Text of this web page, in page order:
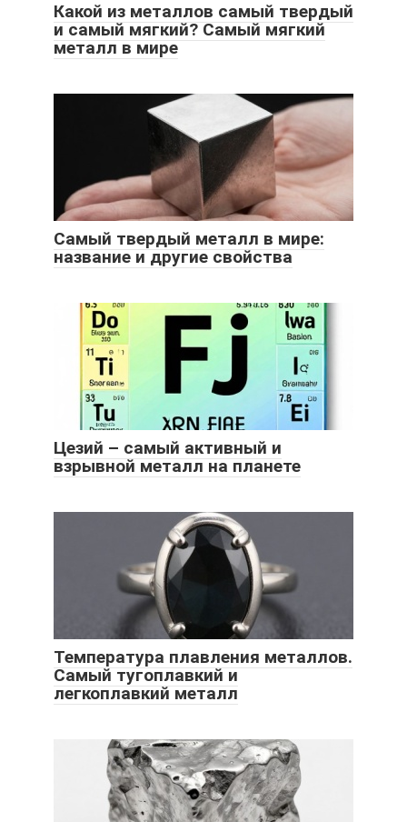
Какой из металлов самый твердый
и самый мягкий? Самый мягкий
металл в мире
Самый твердый металл в мире:
название и другие свойства
Цезий – самый активный и
взрывной металл на планете
Температура плавления металлов.
Самый тугоплавкий и
легкоплавкий металл